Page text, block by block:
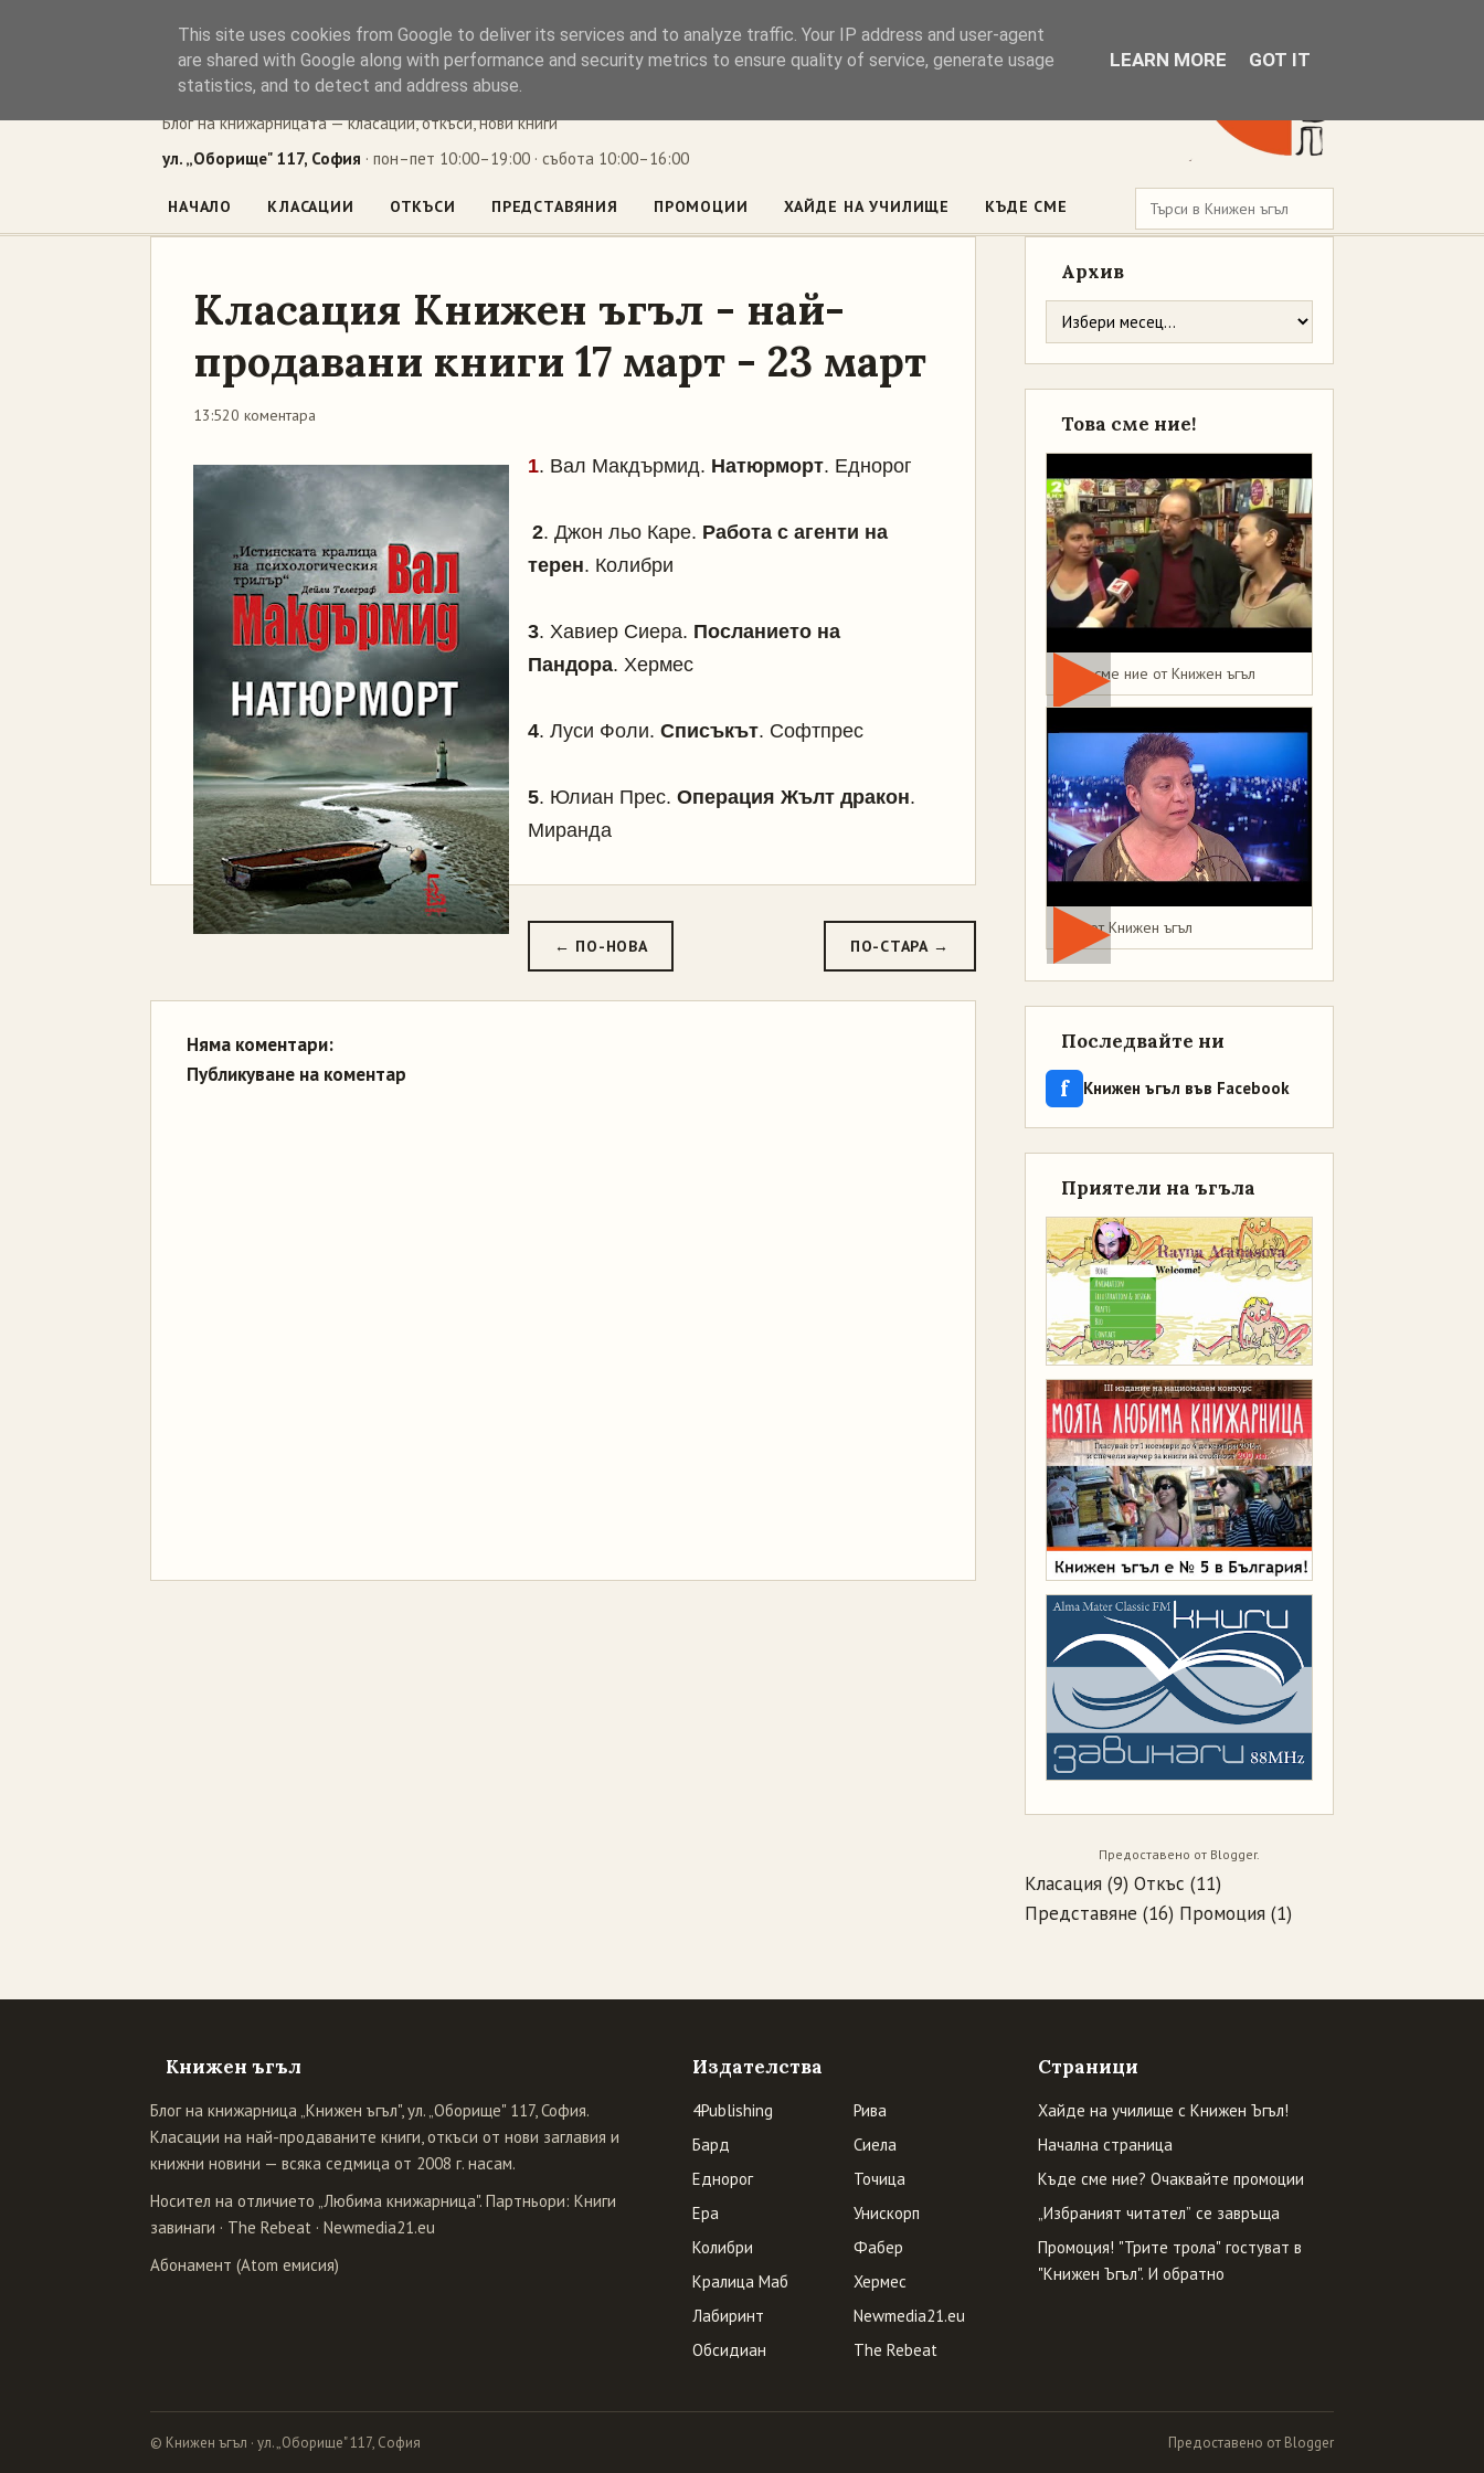
Книжен ъгъл
Блог на книжарницата — класации, откъси, нови книги
ул. „Оборище" 117, София · пон–пет 10:00–19:00 · събота 10:00–16:00
НАЧАЛО КЛАСАЦИИ ОТКЪСИ ПРЕДСТАВЯНИЯ ПРОМОЦИИ ХАЙДЕ НА УЧИЛИЩЕ КЪДЕ СМЕ
Класация Книжен ъгъл - най-
продавани книги 17 март - 23 март
13:520 коментара
1. Вал Макдърмид. Натюрморт. Еднорог
2. Джон льо Каре. Работа с агенти на
терен. Колибри
3. Хавиер Сиера. Посланието на
Пандора. Хермес
4. Луси Фоли. Списъкът. Софтпрес
5. Юлиан Прес. Операция Жълт дракон.
Миранда
← ПО-НОВА ПО-СТАРА →
Няма коментари:
Публикуване на коментар
Архив
Това сме ние!
Това сме ние от Книжен ъгъл
Мая от Книжен ъгъл
Последвайте ни
f Книжен ъгъл във Facebook
Приятели на ъгъла
Предоставено от Blogger.
Класация (9) Откъс (11)
Представяне (16) Промоция (1)
Книжен ъгъл
Блог на книжарница „Книжен ъгъл", ул. „Оборище" 117, София.
Класации на най-продаваните книги, откъси от нови заглавия и
книжни новини — всяка седмица от 2008 г. насам.
Носител на отличието „Любима книжарница". Партньори: Книги
завинаги · The Rebeat · Newmedia21.eu
Абонамент (Atom емисия)
Издателства
4Publishing
Бард
Еднорог
Ера
Колибри
Кралица Маб
Лабиринт
Обсидиан
Рива
Сиела
Точица
Унискорп
Фабер
Хермес
Newmedia21.eu
The Rebeat
Страници
Хайде на училище с Книжен Ъгъл!
Начална страница
Къде сме ние? Очаквайте промоции
„Избраният читател” се завръща
Промоция! "Трите трола" гостуват в
"Книжен Ъгъл". И обратно
© Книжен ъгъл · ул. „Оборище" 117, София Предоставено от Blogger
This site uses cookies from Google to deliver its services and to analyze traffic. Your IP address and user-agent
are shared with Google along with performance and security metrics to ensure quality of service, generate usage
statistics, and to detect and address abuse.
LEARN MORE GOT IT